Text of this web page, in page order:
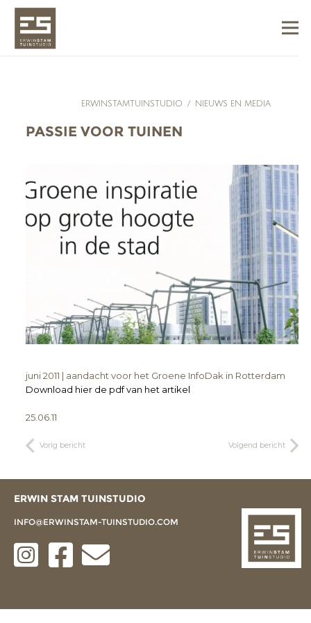
ERWINSTAMTUINSTUDIO / NIEUWS EN MEDIA
PASSIE VOOR TUINEN
juni 2011 | aandacht voor het Groene InfoDak in Rotterdam
Download hier de pdf van het artikel
25.06.11
Vorig bericht Volgend bericht
ERWIN STAM TUINSTUDIO
INFO@ERWINSTAM-TUINSTUDIO.COM